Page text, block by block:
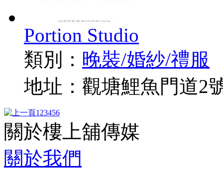
Portion Studio
類別： 晚裝/婚紗/禮服
地址：觀塘鯉魚門道2
1 23456
關於樓上舖傳媒
關於我們